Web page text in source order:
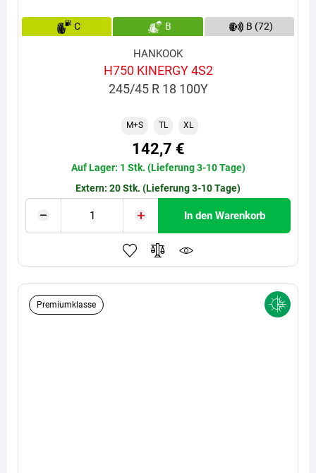
C B B (72)
HANKOOK
H750 KINERGY 4S2
245/45 R 18 100Y
M+S TL XL
142,7 €
Auf Lager: 1 Stk. (Lieferung 3-10 Tage)
Extern: 20 Stk. (Lieferung 3-10 Tage)
In den Warenkorb
Premiumklasse